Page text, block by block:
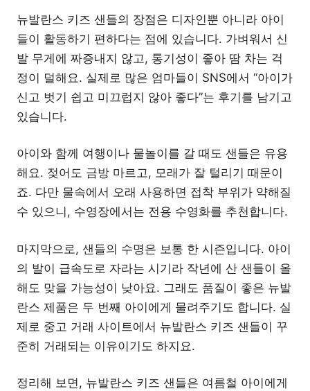
뉴발란스 키즈 샌들의 장점은 디자인뿐 아니라 아이
들이 활동하기 편하다는 점에 있습니다. 가벼워서 신
발 무게에 짜증내지 않고, 통기성이 좋아 땀 차는 걱
정이 덜해요. 실제로 많은 엄마들이 SNS에서 “아이가
신고 벗기 쉽고 미끄럽지 않아 좋다”는 후기를 남기고
있습니다.
아이와 함께 여행이나 물놀이를 갈 때도 샌들은 유용
해요. 젖어도 금방 마르고, 모래가 잘 털리기 때문이
죠. 다만 물속에서 오래 사용하면 접착 부위가 약해질
수 있으니, 수영장에서는 전용 수영화를 추천합니다.
마지막으로, 샌들의 수명은 보통 한 시즌입니다. 아이
의 발이 급속도로 자라는 시기라 작년에 산 샌들이 올
해도 맞을 가능성이 낮아요. 그래도 품질이 좋은 뉴발
란스 제품은 두 번째 아이에게 물려주기도 합니다. 실
제로 중고 거래 사이트에서 뉴발란스 키즈 샌들이 꾸
준히 거래되는 이유이기도 하지요.
정리해 보면, 뉴발란스 키즈 샌들은 여름철 아이에게